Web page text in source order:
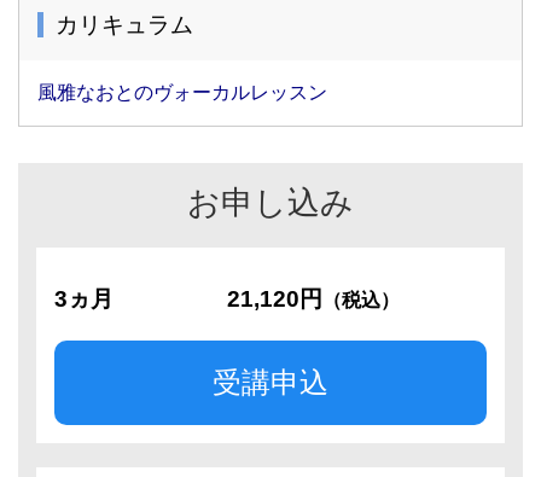
カリキュラム
風雅なおとのヴォーカルレッスン
お申し込み
3ヵ月 21,120円 （税込）
受講申込